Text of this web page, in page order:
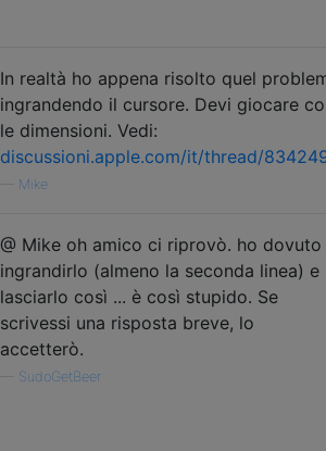
In realtà ho appena risolto quel
ingrandendo il cursore. Devi giocare
le dimensioni. Vedi:
discussioni.apple.com/it/thread/
Mike
@ Mike oh amico ci riprovò. ho dovuto
ingrandirlo (almeno la seconda linea) e
lasciarlo così ... è così stupido. Se
scrivessi una risposta breve, lo
accetterò.
SudoGetBeer